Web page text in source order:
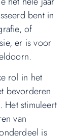
bent in
of
er is voor
rol in het
bevorderen
Het stimuleert
van
is